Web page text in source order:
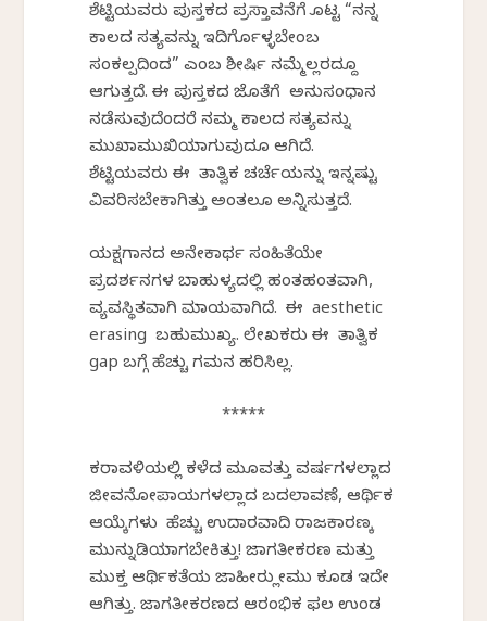
ಶೆಟ್ಟಿಯವರು ಪುಸ್ತಕದ ಪ್ರಸ್ತಾವನೆಗೆ ಕೊಟ್ಟ “ನನ್ನ
ಕಾಲದ ಸತ್ಯವನ್ನು ಇದಿರ್ಗೊಳ್ಳಬೇಕೆಂಬ
ಸಂಕಲ್ಪದಿಂದ” ಎಂಬ ಶೀರ್ಷಿಕೆ ನಮ್ಮೆಲ್ಲರದ್ದೂ
ಆಗುತ್ತದೆ. ಈ ಪುಸ್ತಕದ ಜೊತೆಗೆ ಅನುಸಂಧಾನ
ನಡೆಸುವುದೆಂದರೆ ನಮ್ಮ ಕಾಲದ ಸತ್ಯವನ್ನು
ಮುಖಾಮುಖಿಯಾಗುವುದೂ ಆಗಿದೆ.
ಶೆಟ್ಟಿಯವರು ಈ ತಾತ್ವಿಕ ಚರ್ಚೆಯನ್ನು ಇನ್ನಷ್ಟು
ವಿವರಿಸಬೇಕಾಗಿತ್ತು ಅಂತಲೂ ಅನ್ನಿಸುತ್ತದೆ.
ಯಕ್ಷಗಾನದ ಅನೇಕಾರ್ಥ ಸಂಹಿತೆಯೇ
ಪ್ರದರ್ಶನಗಳ ಬಾಹುಳ್ಯದಲ್ಲಿ ಹಂತಹಂತವಾಗಿ,
ವ್ಯವಸ್ಥಿತವಾಗಿ ಮಾಯವಾಗಿದೆ. ಈ aesthetic
erasing ಬಹುಮುಖ್ಯ. ಲೇಖಕರು ಈ ತಾತ್ವಿಕ
gap ಬಗ್ಗೆ ಹೆಚ್ಚು ಗಮನ ಹರಿಸಿಲ್ಲ.
*****
ಕರಾವಳಿಯಲ್ಲಿ ಕಳೆದ ಮೂವತ್ತು ವರ್ಷಗಳಲ್ಲಾದ
ಜೀವನೋಪಾಯಗಳಲ್ಲಾದ ಬದಲಾವಣೆ, ಆರ್ಥಿಕ
ಆಯ್ಕೆಗಳು ಹೆಚ್ಚು ಉದಾರವಾದಿ ರಾಜಕಾರಣಕ್ಕೆ
ಮುನ್ನುಡಿಯಾಗಬೇಕಿತ್ತು! ಜಾಗತೀಕರಣ ಮತ್ತು
ಮುಕ್ತ ಆರ್ಥಿಕತೆಯ ಜಾಹೀರು ಕ್ಲೇಮು ಕೂಡ ಇದೇ
ಆಗಿತ್ತು. ಜಾಗತೀಕರಣದ ಆರಂಭಿಕ ಫಲ ಉಂಡ